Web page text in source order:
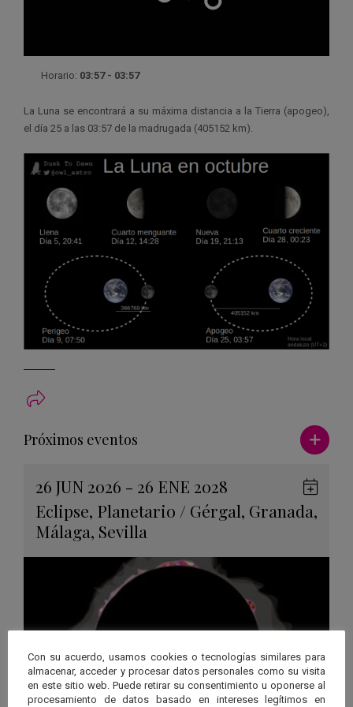
Horario: 03:57 - 03:57
La Luna se encontrará a su máxima distancia a la Tierra (apogeo),
el día 25 a las 03:57 de la madrugada (405152 km).
Próximos eventos Ver más
26 JUN 2026 - 26 ENE 2028
Eclipse, Planetario / Gérgal, Granada,
Málaga, Sevilla
en
Con su acuerdo, usamos cookies o tecnologías similares para
almacenar, acceder y procesar datos personales como su visita
en este sitio web. Puede retirar su consentimiento u oponerse al
procesamiento de datos basado en intereses legítimos en